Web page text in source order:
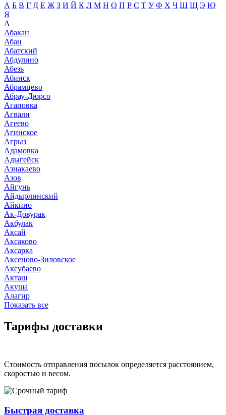
А Б В Г Д Е Ж З И Й К Л М Н О П Р С Т У Ф Х Ч Ш Щ Э Ю
Я
А
Абакан
Абан
Абатский
Абдулино
Абезь
Абинск
Абрамцево
Абрау-Дюрсо
Агаповка
Агвали
Агеево
Агинское
Агрыз
Адамовка
Адыгейск
Азнакаево
Азов
Айгунь
Айдырлинский
Айкино
Ак-Довурак
Акбулак
Аксай
Аксаково
Аксарка
Аксеново-Зиловское
Аксубаево
Акташ
Акуша
Алагир
Показать все
Тарифы доставки
Стоимость отправления посылок определяется расстоянием,
скоростью и весом.
Быстрая доставка